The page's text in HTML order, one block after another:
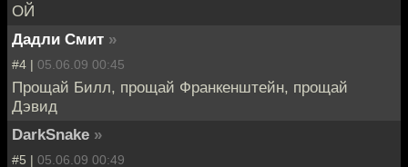
ОЙ
Дадли Смит »
#4 | 05.06.09 00:45
Прощай Билл, прощай Франкенштейн, прощай
Дэвид
DarkSnake »
#5 | 05.06.09 00:49